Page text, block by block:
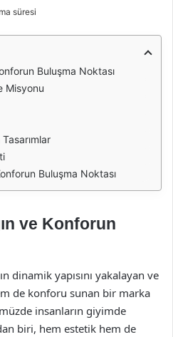
süresi
Buluşma Noktası
Misyonu
Buluşma Noktası
ve Konforun
dinamik yapısını yakalayan ve
de konforu sunan bir marka
insanların giyimde
biri, hem estetik hem de